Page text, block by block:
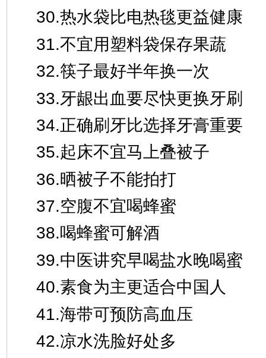
30.热水袋比电热毯更益健康
31.不宜用塑料袋保存果蔬
32.筷子最好半年换一次
33.牙龈出血要尽快更换牙刷
34.正确刷牙比选择牙膏重要
35.起床不宜马上叠被子
36.晒被子不能拍打
37.空腹不宜喝蜂蜜
38.喝蜂蜜可解酒
39.中医讲究早喝盐水晚喝蜜
40.素食为主更适合中国人
41.海带可预防高血压
42.凉水洗脸好处多